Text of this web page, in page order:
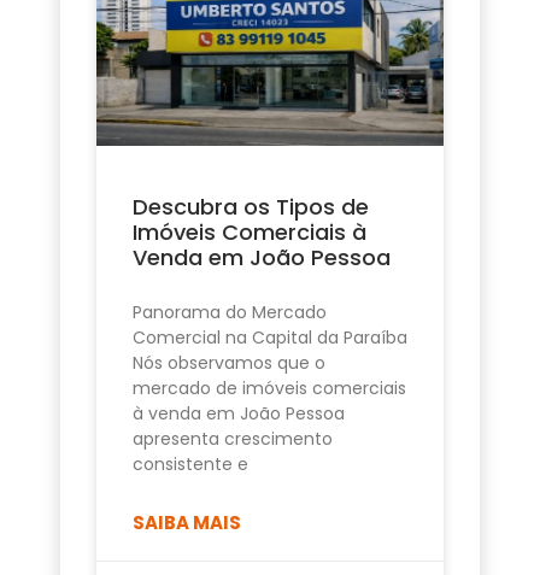
Descubra os Tipos de
Imóveis Comerciais à
Venda em João Pessoa
Panorama do Mercado
Comercial na Capital da Paraíba
Nós observamos que o
mercado de imóveis comerciais
à venda em João Pessoa
apresenta crescimento
consistente e
SAIBA MAIS